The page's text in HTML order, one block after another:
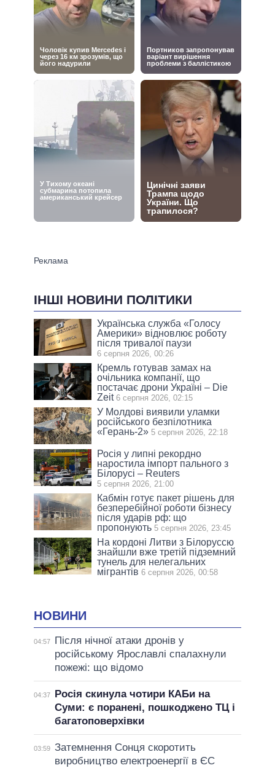
ІНШІ НОВИНИ ПОЛІТИКИ
Українська служба «Голосу
Америки» відновлює роботу
після тривалої паузи
6 серпня 2026, 00:26
Кремль готував замах на
очільника компанії, що
постачає дрони Україні – Die
Zeit 6 серпня 2026, 02:15
У Молдові виявили уламки
російського безпілотника
«Герань-2» 5 серпня 2026, 22:18
Росія у липні рекордно
наростила імпорт пального з
Білорусі – Reuters
5 серпня 2026, 21:00
Кабмін готує пакет рішень для
безперебійної роботи бізнесу
після ударів рф: що
пропонують 5 серпня 2026, 23:45
На кордоні Литви з Білоруссю
знайшли вже третій підземний
тунель для нелегальних
мігрантів 6 серпня 2026, 00:58
НОВИНИ
04:57
Після нічної атаки дронів у
російському Ярославлі спалахнули
пожежі: що відомо
04:37
Росія скинула чотири КАБи на
Суми: є поранені, пошкоджено ТЦ і
багатоповерхівки
03:59 Затемнення Сонця скоротить
виробництво електроенергії в ЄС